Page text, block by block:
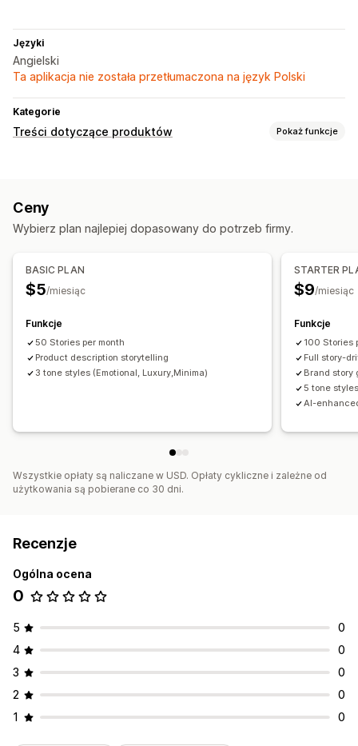
Języki
Angielski
Ta aplikacja nie została przetłumaczona na język Polski
Kategorie
Treści dotyczące produktów Pokaż funkcje
Tworzenie treści
Ceny
Wybierz plan najlepiej dopasowany do potrzeb firmy.
BASIC PLAN
$5/miesiąc
Funkcje
50 Stories per month
Product description storytelling
3 tone styles (Emotional, Luxury,Minima)
STARTER
$9/miesiąc
Funkcje
100 Stories
Full story-
Brand story
5 tone
AI-
Wszystkie opłaty są naliczane w USD. Opłaty cykliczne i zależne od
użytkowania są pobierane co 30 dni.
Recenzje
Ogólna ocena
0
5
0
4
0
3
0
2
0
1
0